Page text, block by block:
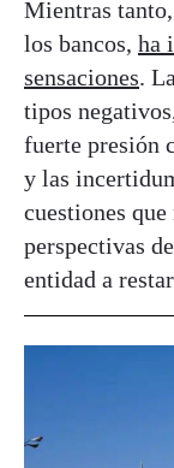
Mientras
los bancos, ha
sensaciones.
tipos
fuerte presión
y las
cuestiones
perspectivas
entidad a